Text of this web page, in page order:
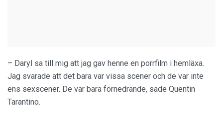
– Daryl sa till mig att jag gav henne en porrfilm i hemläxa.
Jag svarade att det bara var vissa scener och de var inte
ens sexscener. De var bara förnedrande, sade Quentin
Tarantino.